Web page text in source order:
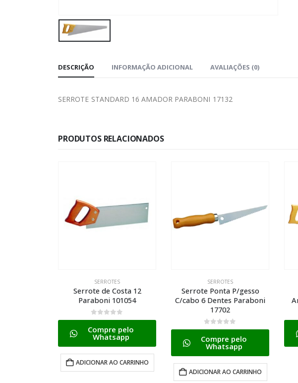
DESCRIÇÃO INFORMAÇÃO ADICIONAL AVALIAÇÕES (0)
SERROTE STANDARD 16 AMADOR PARABONI 17132
PRODUTOS RELACIONADOS
SERROTES
Serrote Ponta P/gesso
C/cabo 6 Dentes Paraboni
17702
0de 5
Compre pelo
Whatsapp
ADICIONAR AO CARRINHO
SERROTES
Serrote Standard 20
Amador Paraboni 17152
0de 5
Compre pelo
Whatsapp
LER MAIS